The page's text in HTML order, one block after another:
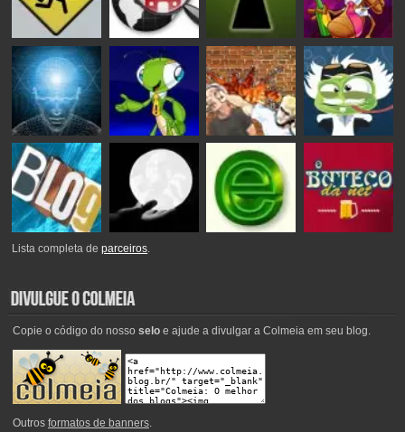
Lista completa deparceiros.
Copie o código do nosso seloe ajude a divulgar a Colmeia em seu blog.
Outros formatos de banners.